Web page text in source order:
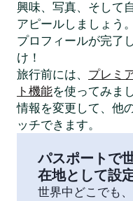
興味、写真、そして
アピールしましょう。
プロフィールが完了
け！
旅行前には、 プレミ
ト機能を使ってみま
情報を変更して、他
ッチできます。
パスポートで
在地として設
世界中どこでも